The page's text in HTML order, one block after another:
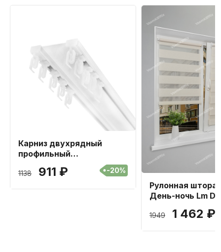
Карниз двухрядный
профильный
Премиум Белый длиной
1138 911 ₽ -20%
Рулонная штора
День-ночь Lm
1949 1 462 ₽